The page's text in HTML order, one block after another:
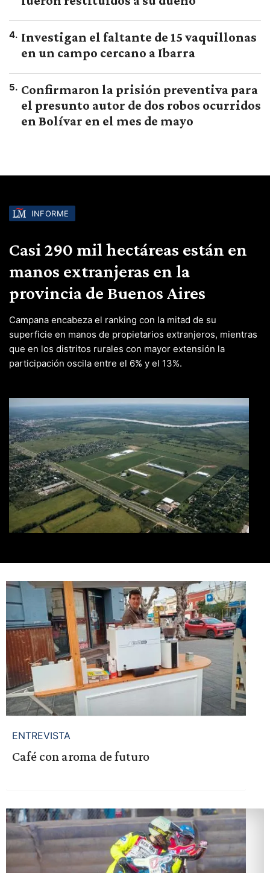
4. Investigan el faltante de 15 vaquillonas
en un campo cercano a Ibarra
5. Confirmaron la prisión preventiva para
el presunto autor de dos robos ocurridos
en Bolívar en el mes de mayo
INFORME
Casi 290 mil hectáreas están en
manos extranjeras en la
provincia de Buenos Aires
Campana encabeza el ranking con la mitad de su
superficie en manos de propietarios extranjeros, mientras
que en los distritos rurales con mayor extensión la
participación oscila entre el 6% y el 13%.
ENTREVISTA
Café con aroma de futuro